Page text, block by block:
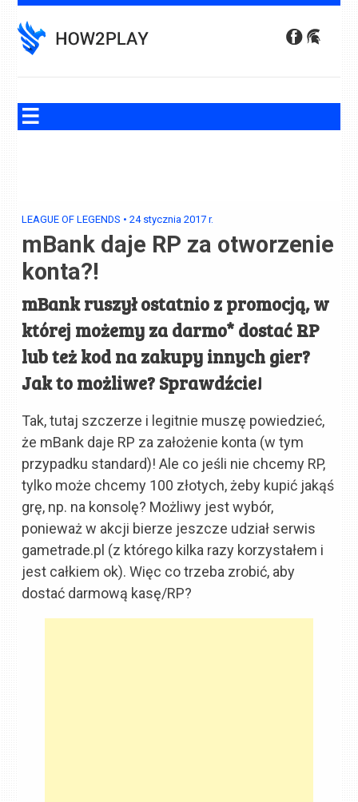
to
content
LEAGUE OF LEGENDS •24 stycznia 2017 r.
mBank daje RP za otworzenie
konta?!
mBank ruszył ostatnio z promocją, w
której możemy za darmo* dostać RP
lub też kod na zakupy innych gier?
Jak to możliwe? Sprawdźcie!
Tak, tutaj szczerze i legitnie muszę powiedzieć,
że mBank daje RP za założenie konta (w tym
przypadku standard)! Ale co jeśli nie chcemy RP,
tylko może chcemy 100 złotych, żeby kupić jakąś
grę, np. na konsolę? Możliwy jest wybór,
ponieważ w akcji bierze jeszcze udział serwis
gametrade.pl (z którego kilka razy korzystałem i
jest całkiem ok). Więc co trzeba zrobić, aby
dostać darmową kasę/RP?